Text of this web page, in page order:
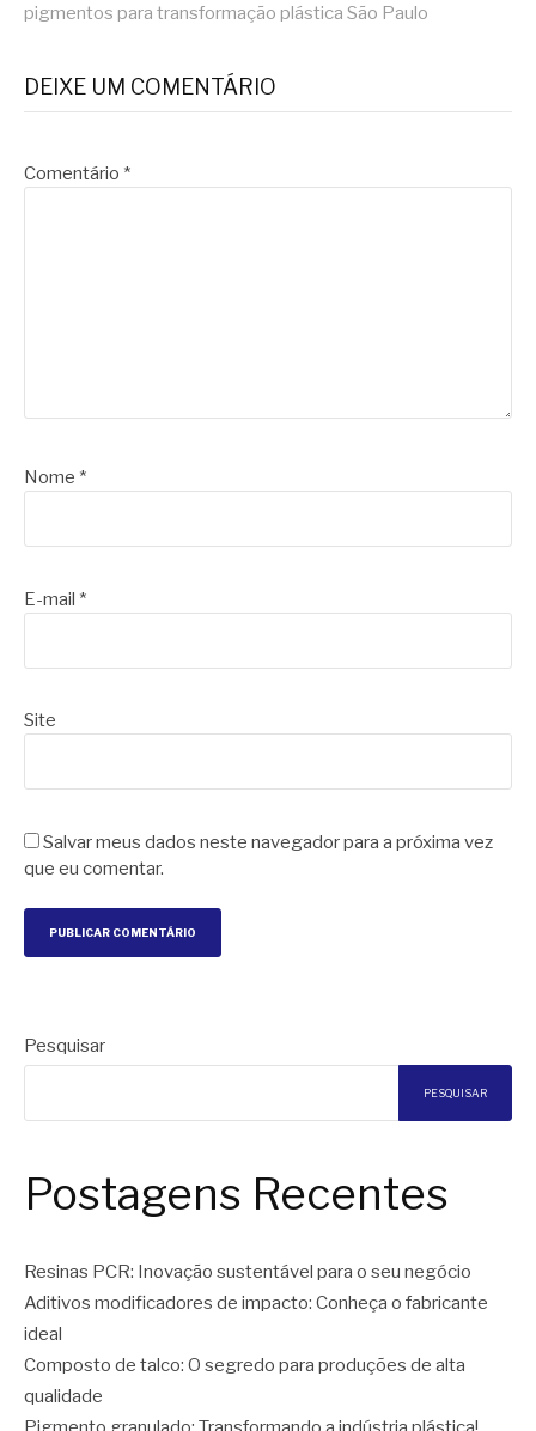
pigmentos para transformação plástica São Paulo
DEIXE UM COMENTÁRIO
Comentário *
Nome *
E-mail *
Site
Salvar meus dados neste navegador para a próxima vez
que eu comentar.
Pesquisar
PESQUISAR
Postagens Recentes
Resinas PCR: Inovação sustentável para o seu negócio
Aditivos modificadores de impacto: Conheça o fabricante
ideal
Composto de talco: O segredo para produções de alta
qualidade